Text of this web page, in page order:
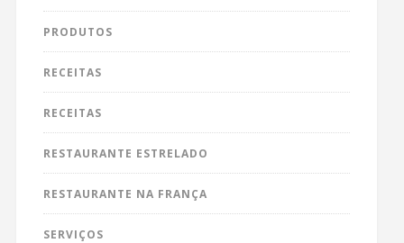
PRODUTOS
RECEITAS
RECEITAS
RESTAURANTE ESTRELADO
RESTAURANTE NA FRANÇA
SERVIÇOS